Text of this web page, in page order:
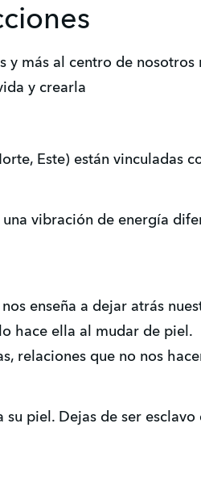
y más al centro de
y crearla
Este) están vinculadas
vibración de energía
enseña a dejar atrás
hace ella al mudar de
relaciones que no nos
piel. Dejas de ser